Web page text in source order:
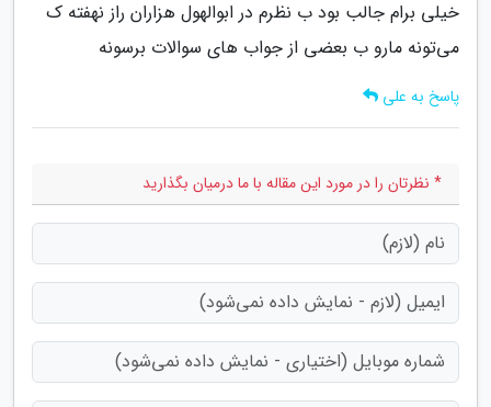
خیلی برام جالب بود ب نظرم در ابوالهول هزاران راز نهفته ک
می‌تونه مارو ب بعضی از جواب های سوالات برسونه
پاسخ به علی
* نظرتان را در مورد این مقاله با ما درمیان بگذارید